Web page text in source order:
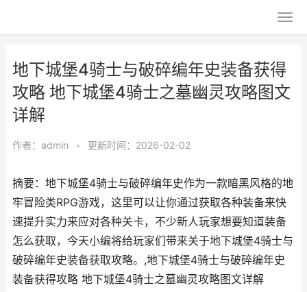
地下城堡4骑士与破碎编年史装备获得
攻略 地下城堡4骑士之墓幽灵攻略图文
详解
作者： admin • 更新时间：2026-02-02
摘要：地下城堡4骑士与破碎编年史作为一款暗黑风格的地
牢冒险类RPG游戏，这里可以让你通过获取各种装备来快
速提升实力来应对各种关卡，不少新人玩家想要知道装备
怎么获取，今天小编将给玩家们带来关于地下城堡4骑士与
破碎编年史装备获取攻略。,地下城堡4骑士与破碎编年史
装备获得攻略 地下城堡4骑士之墓幽灵攻略图文详解